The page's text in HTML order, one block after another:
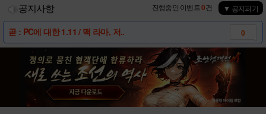
공지사항 진행중인 이벤트0건 ▼ 공지펴기
곧 : PC에 대한 1.11 / 맥 라마, 저.. 0
* 베스트 공략 모음 2
[안내] 마인크래프트 서버리스트가 오픈되었습니..